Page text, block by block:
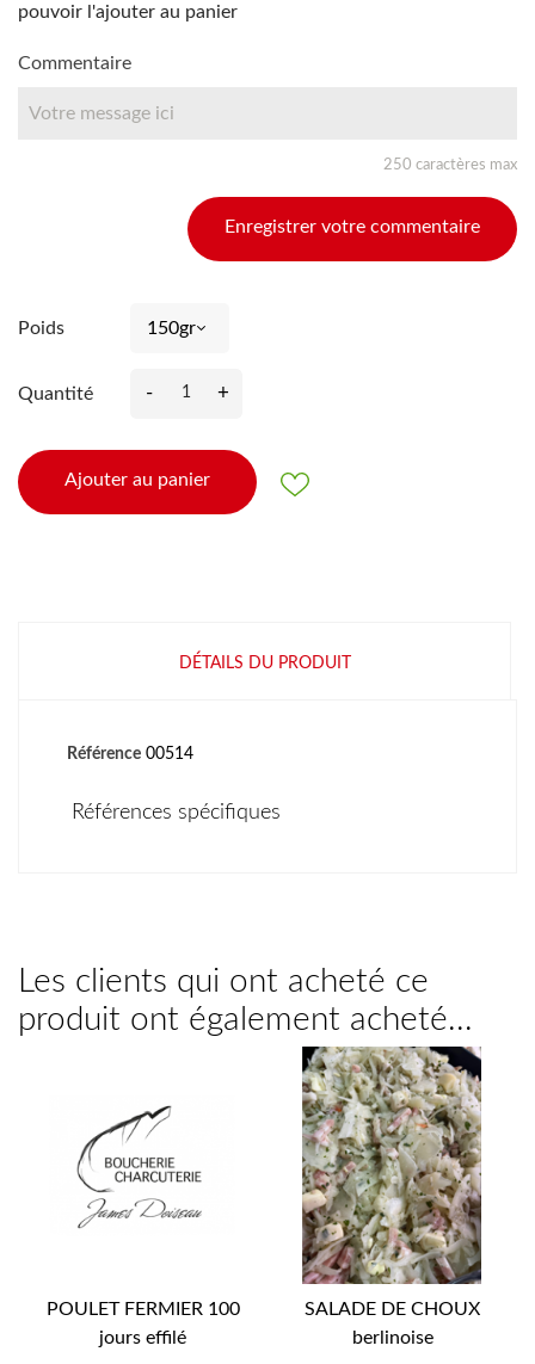
pouvoir l'ajouter au panier
Commentaire
250 caractères max
Enregistrer votre commentaire
Poids
Quantité - +
Ajouter au panier
DÉTAILS DU PRODUIT
Référence 00514
Références spécifiques
Les clients qui ont acheté ce
produit ont également acheté...
POULET FERMIER 100
jours effilé
SALADE DE CHOUX
berlinoise